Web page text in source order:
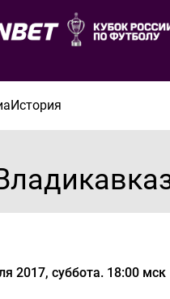
История
2017, суббота. 18:00 мск